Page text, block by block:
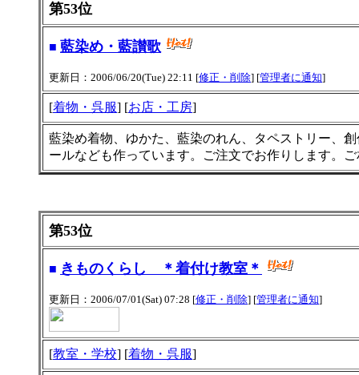
第53位
■ 藍染め・藍讃歌
更新日：2006/06/20(Tue) 22:11 [修正・削除] [管理者に通知]
[着物・呉服] [お店・工房]
藍染め着物、ゆかた、藍染のれん、タペストリー、
ールなども作っています。ご注文でお作りします。
第53位
■ きものくらし ＊着付け教室＊
更新日：2006/07/01(Sat) 07:28 [修正・削除] [管理者に通知]
[教室・学校] [着物・呉服]